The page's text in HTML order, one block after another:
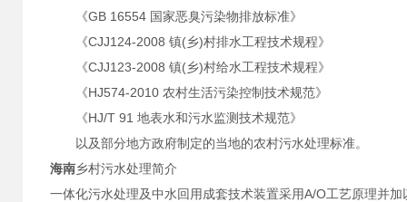
《GB 16554 国家恶臭污染物排放标准》
《CJJ124-2008 镇(乡)村排水工程技术规程》
《CJJ123-2008 镇(乡)村给水工程技术规程》
《HJ574-2010 农村生活污染控制技术规范》
《HJ/T 91 地表水和污水监测技术规范》
以及部分地方政府制定的当地的农村污水处理标准。
海南乡村污水处理简介
一体化污水处理及中水回用成套技术装置采用A/O工艺原理并